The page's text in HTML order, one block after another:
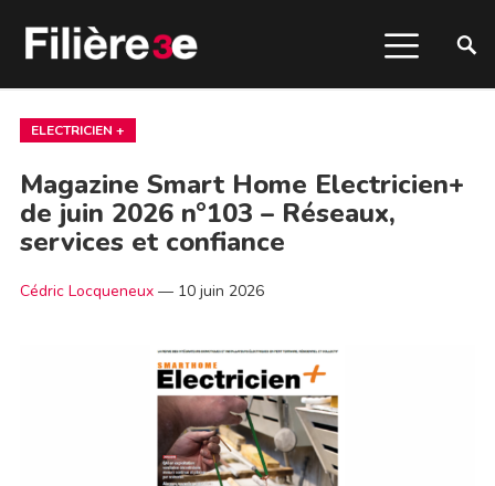
ELECTRICIEN +
Magazine Smart Home Electricien+
de juin 2026 n°103 – Réseaux,
services et confiance
Cédric Locqueneux— 10 juin 2026